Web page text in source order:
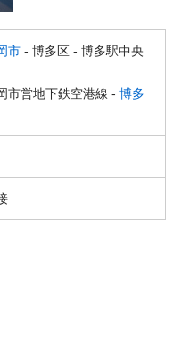
市 - 博多区 - 博多駅中央
市営地下鉄空港線 - 博多